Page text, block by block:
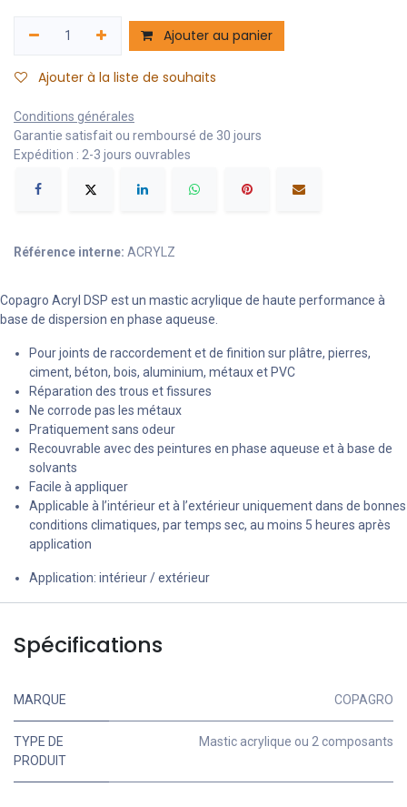
Ajouter au panier
Ajouter à la liste de souhaits
Conditions générales
Garantie satisfait ou remboursé de 30 jours
Expédition : 2-3 jours ouvrables
Référence interne: ACRYLZ
Copagro Acryl DSP est un mastic acrylique de haute performance à
base de dispersion en phase aqueuse.
Pour joints de raccordement et de finition sur plâtre, pierres,
ciment, béton, bois, aluminium, métaux et PVC
Réparation des trous et fissures
Ne corrode pas les métaux
Pratiquement sans odeur
Recouvrable avec des peintures en phase aqueuse et à base de
solvants
Facile à appliquer
Applicable à l’intérieur et à l’extérieur uniquement dans de bonnes
conditions climatiques, par temps sec, au moins 5 heures après
application
Application: intérieur / extérieur
Spécifications
MARQUE COPAGRO
TYPE DE
PRODUIT
Mastic acrylique ou 2 composants